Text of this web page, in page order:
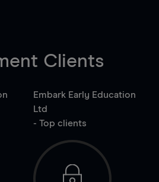
Clients
Embark Early Education
Ltd
- Top clients